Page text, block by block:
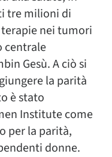
tre milioni di
nei tumori
centrale
Gesù. A ciò si
la parità
è stato
Institute come
per la parità,
donne.